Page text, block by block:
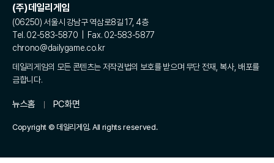
(주)데일리게임
(06250) 서울시 강남구 역삼로8길 17, 4층
Tel. 02-583-5870 | Fax. 02-583-5877
chrono@dailygame.co.kr
데일리게임의 모든 콘텐츠는 저작권법의 보호를 받으며 무단 전재, 복사, 배포를
금합니다.
뉴스홈 PC화면
Copyright © 데일리게임. All rights reserved.